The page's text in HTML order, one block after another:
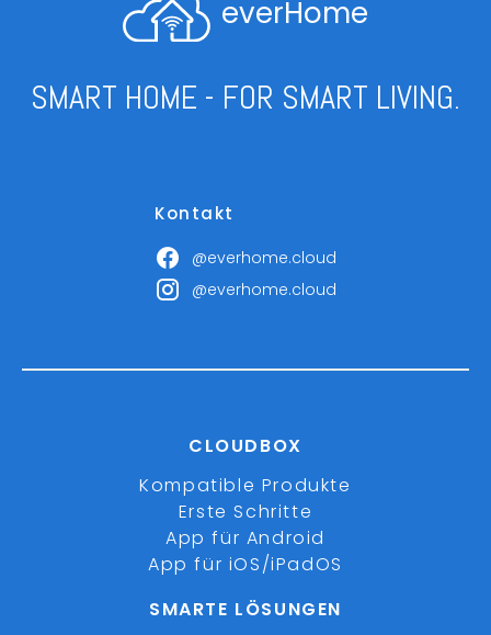
everHome
SMART HOME - FOR SMART LIVING.
Kontakt
@everhome.cloud
@everhome.cloud
CLOUDBOX
Kompatible Produkte
Erste Schritte
App für Android
App für iOS/iPadOS
SMARTE LÖSUNGEN